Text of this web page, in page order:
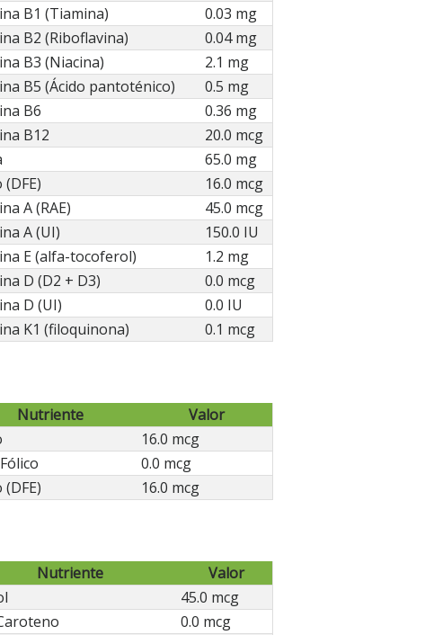
B1 (Tiamina)
0.03 mg
B2 (Riboflavina)
0.04 mg
B3 (Niacina)
2.1 mg
B5 (Ácido pantoténico)
0.5 mg
B6
0.36 mg
B12
20.0 mcg
65.0 mg
16.0 mcg
A (RAE)
45.0 mcg
A (UI)
150.0 IU
E (alfa-tocoferol)
1.2 mg
D (D2 + D3)
0.0 mcg
D (UI)
0.0 IU
K1 (filoquinona)
0.1 mcg
Nutriente
Valor
16.0 mcg
0.0 mcg
16.0 mcg
Nutriente
Valor
45.0 mcg
0.0 mcg